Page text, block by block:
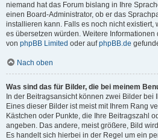
niemand hat das Forum bislang in Ihre
einen Board-Administrator, ob er das
installieren kann. Falls es noch nicht existiert,
es übersetzen würden. Weitere
von phpBB Limited oder aufphpBB.de
Nach oben
Was sind das für Bilder, die bei meinem
In der Beitragsansicht können zwei Bilder bei
Eines dieser Bilder ist meist mit Ihrem Rang
Kästchen oder Punkte, die Ihre Beitragszahl
angeben. Das andere, meist größere, Bild
Es handelt sich hierbei in der Regel um ein